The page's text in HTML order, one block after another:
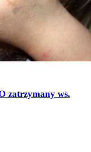
zatrzymany ws.